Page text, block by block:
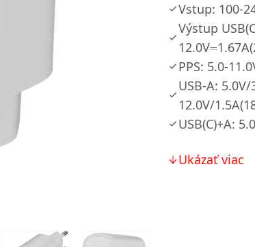
Vstup: 100-
Výstup
PPS: 5.0-
USB-A:
12.0V/
USB(C)+A:
Ukázať viac